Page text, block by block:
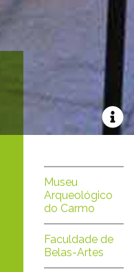
Museu
Arqueológico
do Carmo
Faculdade de
Belas-Artes